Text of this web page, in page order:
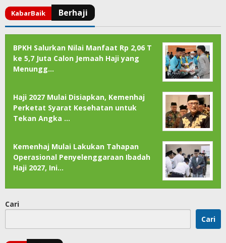
BPKH Salurkan Nilai Manfaat Rp 2,06 T
ke 5,7 Juta Calon Jemaah Haji yang
Menungg…
Haji 2027 Mulai Disiapkan, Kemenhaj
Perketat Syarat Kesehatan untuk
Tekan Angka …
Kemenhaj Mulai Lakukan Tahapan
Operasional Penyelenggaraan Ibadah
Haji 2027, Ini…
Cari
Cari